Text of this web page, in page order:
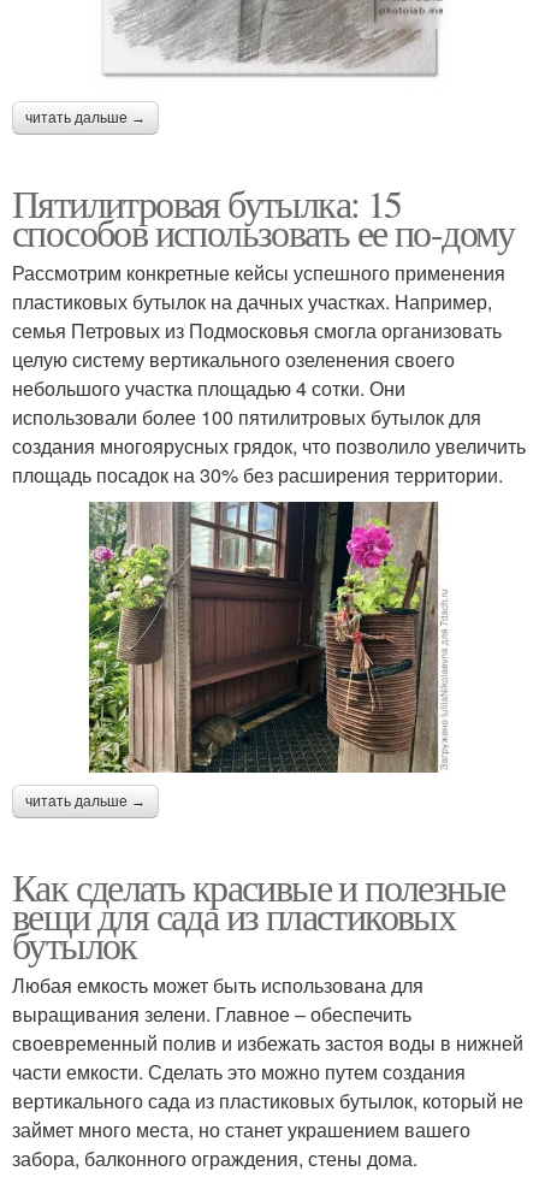
читать дальше →
Пятилитровая бутылка: 15
способов использовать ее по-дому
Рассмотрим конкретные кейсы успешного применения
пластиковых бутылок на дачных участках. Например,
семья Петровых из Подмосковья смогла организовать
целую систему вертикального озеленения своего
небольшого участка площадью 4 сотки. Они
использовали более 100 пятилитровых бутылок для
создания многоярусных грядок, что позволило увеличить
площадь посадок на 30% без расширения территории.
читать дальше →
Как сделать красивые и полезные
вещи для сада из пластиковых
бутылок
Любая емкость может быть использована для
выращивания зелени. Главное – обеспечить
своевременный полив и избежать застоя воды в нижней
части емкости. Сделать это можно путем создания
вертикального сада из пластиковых бутылок, который не
займет много места, но станет украшением вашего
забора, балконного ограждения, стены дома.